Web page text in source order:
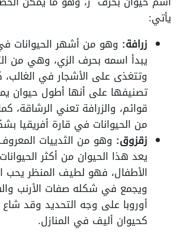
يأتي:
زرافة: وهو من أشهر الحيوانات
يبدأ اسمه بحرف الزي، وهي من
وتتغذى على الأشجار في
تصنيفها على أنها أطول حيوان
قوائم، والزرافة تعني الرشاقة،
من الحيوانات في قارة أفريقيا
زقزوق: وهو من الثدييات
يعد هذا الحيوان من أكثر
الأطفال، فهو لطيف المنظر يحب
ويجمع في شكله صفات الأرنب
أوروبا على وجه التحديد وقد
كحيوان أليف في المنازل.